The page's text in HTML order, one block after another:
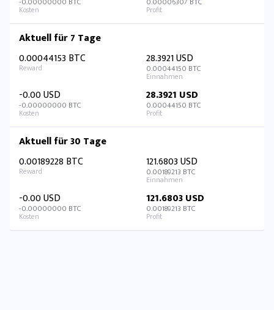
Aktuell für 7 Tage
0.00044153 BTC
28.3921 USD
0.00044150 BTC
-0.00 USD
-0.00000000 BTC
28.3921 USD
0.00044150 BTC
Aktuell für 30 Tage
0.00189228 BTC
121.6803 USD
0.00189213 BTC
-0.00 USD
-0.00000000 BTC
121.6803 USD
0.00189213 BTC